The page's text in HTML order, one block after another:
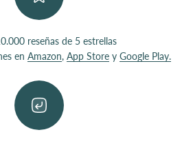
reseñas de 5 estrellas
en Amazon, App Store y Google Play.